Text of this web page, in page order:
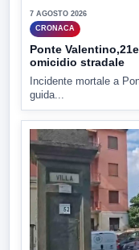
7 AGOSTO 2026
CRONACA
Ponte
omicidio stradale
Incidente mortale a
guida...